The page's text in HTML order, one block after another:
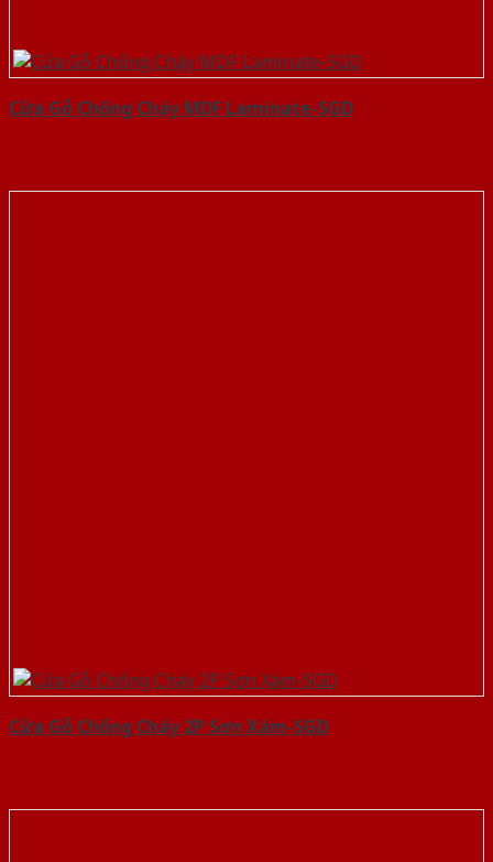
Cửa Gỗ Chống Cháy MDF Laminate-SGD
Cửa Gỗ Chống Cháy 2P Sơn Xám-SGD